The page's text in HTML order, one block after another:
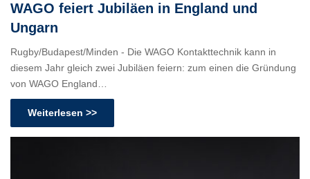
WAGO feiert Jubiläen in England und
Ungarn
Rugby/Budapest/Minden - Die WAGO Kontakttechnik kann in
diesem Jahr gleich zwei Jubiläen feiern: zum einen die Gründung
von WAGO England…
Weiterlesen >>